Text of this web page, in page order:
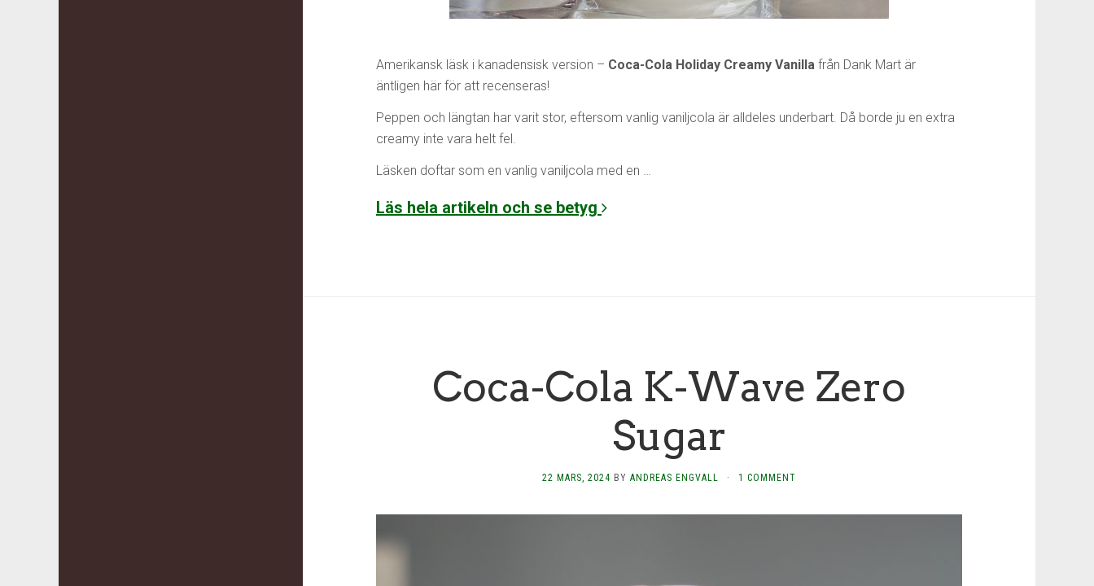
Amerikansk läsk i kanadensisk version – Coca-Cola Holiday Creamy Vanilla från Dank Mart är
äntligen här för att recenseras!
Peppen och längtan har varit stor, eftersom vanlig vaniljcola är alldeles underbart. Då borde ju en extra
creamy inte vara helt fel.
Läsken doftar som en vanlig vaniljcola med en …
Läs hela artikeln och se betyg
Coca-Cola K-Wave Zero
Sugar
22 MARS, 2024 BY ANDREAS ENGVALL · 1 COMMENT